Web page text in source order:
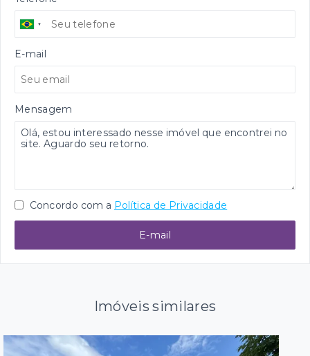
E-mail
Mensagem
Concordo com a Política de Privacidade
E-mail
Imóveis similares